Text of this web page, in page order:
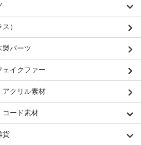
）
製パーツ
ェイクファー
アクリル素材
コード素材
貨